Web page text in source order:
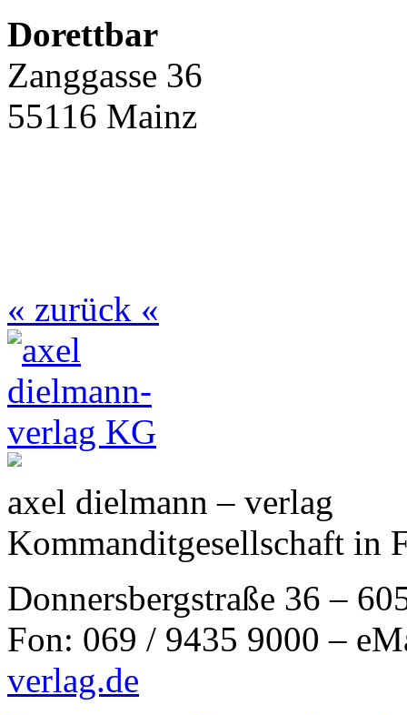
Dorettbar
Zanggasse 36
55116 Mainz
« zurück «
axel dielmann – verlag
Kommanditgesellschaft in
Donnersbergstraße 36 –
Fon: 069 / 9435 9000 –
verlag.de